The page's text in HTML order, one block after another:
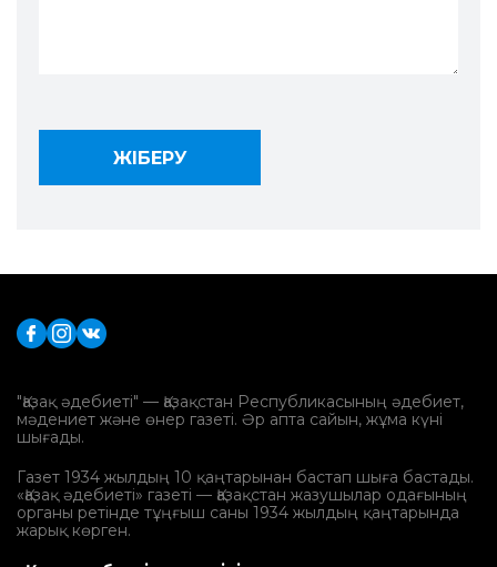
"Қазақ әдебиеті" — Қазақстан Республикасының әдебиет,
мәдениет және өнер газеті. Әр апта сайын, жұма күні
шығады.
Газет 1934 жылдың 10 қаңтарынан бастап шыға бастады.
«Қазақ әдебиеті» газеті — Қазақстан жазушылар одағының
органы ретінде тұңғыш саны 1934 жылдың қаңтарында
жарық көрген.